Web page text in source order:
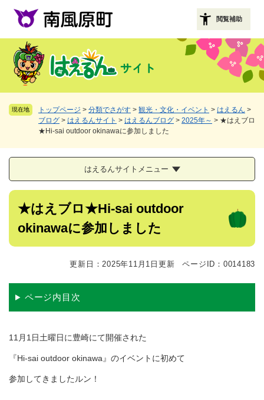
す
閲覧補助
現在地 トップページ > 分類でさがす > 観光・文化・イベント > はえるん >
ブログ > はえるんサイト > はえるんブログ > 2025年～ > ★はえブロ
★Hi-sai outdoor okinawaに参加しました
はえるんサイトメニュー
本
★はえブロ★Hi-sai outdoor
okinawaに参加しました
更新日：2025年11月1日更新 ページID：0014183
ページ内目次
11月1日土曜日に豊崎にて開催された
『Hi-sai outdoor okinawa』のイベントに初めて
参加してきましたルン！